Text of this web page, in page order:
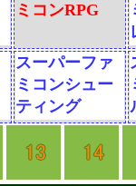
ミコンRPG
スーパーファ
ミコンシュー
ティング